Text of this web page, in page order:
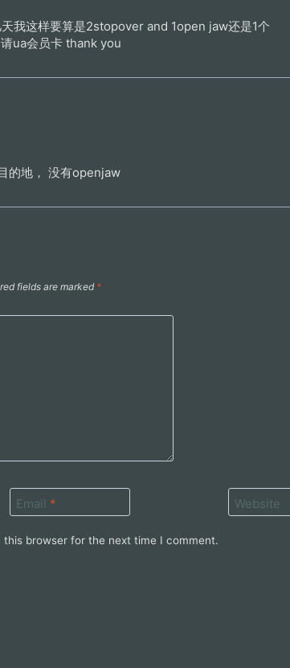
我这样要算是2stopover and 1open jaw还是1个
ua会员卡 thank you
的地， 没有openjaw
fields are marked *
Email * Website
browser for the next time I comment.